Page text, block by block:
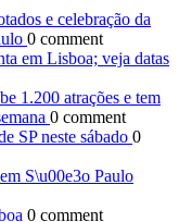
e celebração da
0 comment
em Lisboa; veja datas
1.200 atrações e tem
0 comment
SP neste sábado 0
S\u00e3o Paulo
0 comment